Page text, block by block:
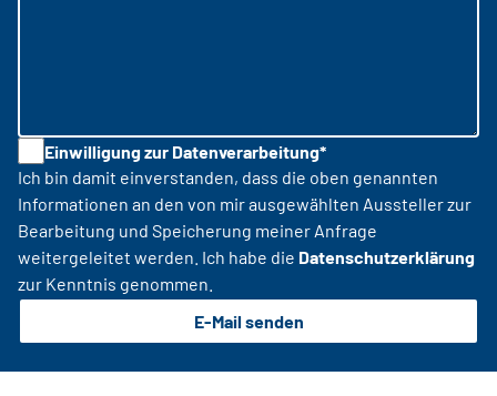
Einwilligung zur Datenverarbeitung*
Ich bin damit einverstanden, dass die oben genannten
Informationen an den von mir ausgewählten Aussteller zur
Bearbeitung und Speicherung meiner Anfrage
weitergeleitet werden. Ich habe die Datenschutzerklärung
zur Kenntnis genommen.
E-Mail senden